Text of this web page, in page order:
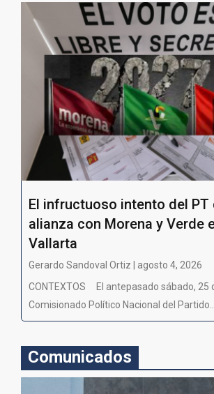
El infructuoso intento del PT
alianza con Morena y Verde
Vallarta
Gerardo Sandoval Ortiz | agosto 4, 2026
CONTEXTOS El antepasado sábado, 25
Comisionado Político Nacional del Partido...
Comunicados